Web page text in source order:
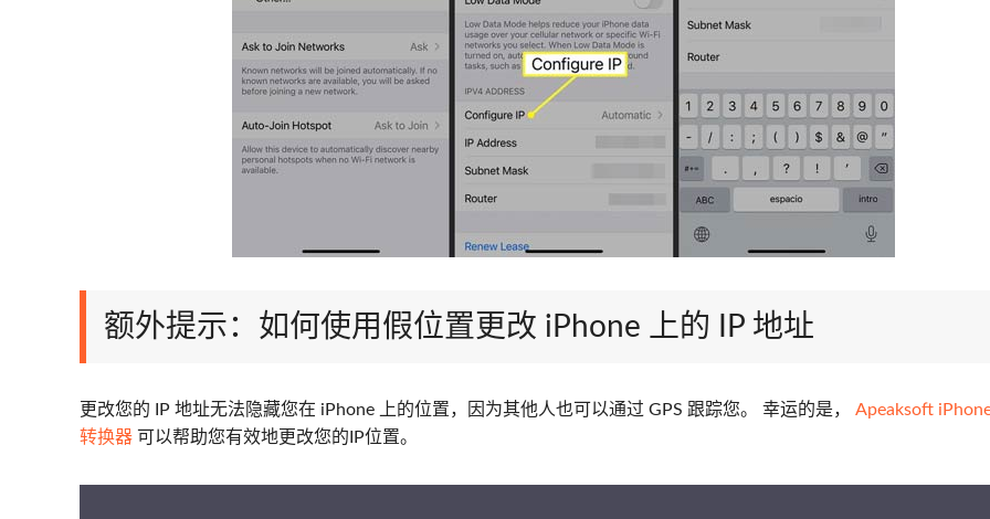
额外提示：如何使用假位置更改 iPhone 上的 IP 地址
更改您的 IP 地址无法隐藏您在 iPhone 上的位置，因为其他人也可以通过 GPS 跟踪您。 幸运的是， Apeaksoft
转换器 可以帮助您有效地更改您的IP位置。